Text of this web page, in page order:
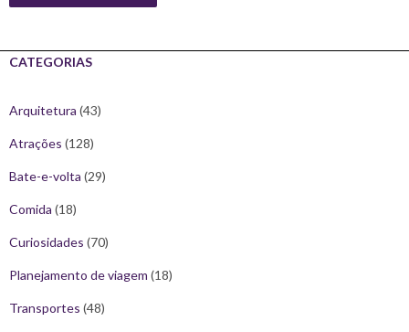
CATEGORIAS
Arquitetura (43)
Atrações (128)
Bate-e-volta (29)
Comida (18)
Curiosidades (70)
Planejamento de viagem (18)
Transportes (48)